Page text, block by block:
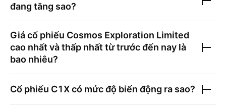
đang tăng sao?
Giá cổ phiếu Cosmos Exploration Limited
cao nhất và thấp nhất từ trước đến nay là
bao nhiêu?
Cổ phiếu C1Xcó mức độ biến động ra sao?